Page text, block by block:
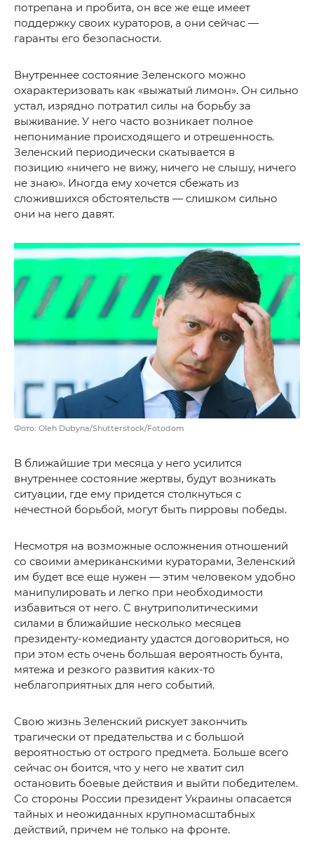
потрепана и пробита, он все же еще имеет
поддержку своих кураторов, а они сейчас —
гаранты его безопасности.
Внутреннее состояние Зеленского можно
охарактеризовать как «выжатый лимон». Он сильно
устал, изрядно потратил силы на борьбу за
выживание. У него часто возникает полное
непонимание происходящего и отрешенность.
Зеленский периодически скатывается в
позицию «ничего не вижу, ничего не слышу, ничего
не знаю». Иногда ему хочется сбежать из
сложившихся обстоятельств — слишком сильно
они на него давят.
Фото: Oleh Dubyna/Shutterstock/Fotodom
В ближайшие три месяца у него усилится
внутреннее состояние жертвы, будут возникать
ситуации, где ему придется столкнуться с
нечестной борьбой, могут быть пирровы победы.
Несмотря на возможные осложнения отношений
со своими американскими кураторами, Зеленский
им будет все еще нужен — этим человеком удобно
манипулировать и легко при необходимости
избавиться от него. С внутриполитическими
силами в ближайшие несколько месяцев
президенту-комедианту удастся договориться, но
при этом есть очень большая вероятность бунта,
мятежа и резкого развития каких-то
неблагоприятных для него событий.
Свою жизнь Зеленский рискует закончить
трагически от предательства и с большой
вероятностью от острого предмета. Больше всего
сейчас он боится, что у него не хватит сил
остановить боевые действия и выйти победителем.
Со стороны России президент Украины опасается
тайных и неожиданных крупномасштабных
действий, причем не только на фронте.